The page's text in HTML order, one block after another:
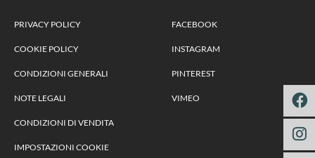
PRIVACY POLICY
COOKIE POLICY
CONDIZIONI GENERALI
NOTE LEGALI
CONDIZIONI DI VENDITA
IMPOSTAZIONI COOKIE
FACEBOOK
INSTAGRAM
PINTEREST
VIMEO